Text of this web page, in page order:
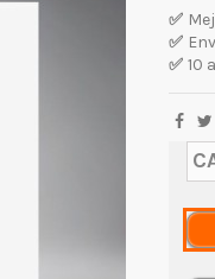
✅
✅
✅10